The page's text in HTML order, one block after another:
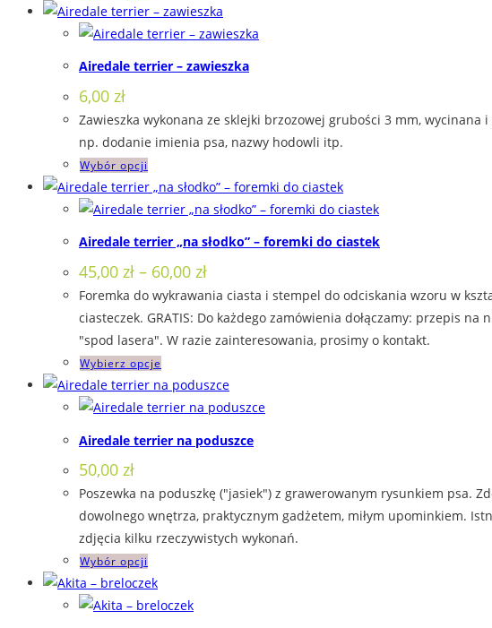
stronie
produktu
produkt
ma
wariantów.
można
wybrać
stronie
produktu
Airedale terrier – zawieszka
6,00 zł
Zawieszka wykonana ze sklejki brzozowej grubości 3 mm,
np. dodanie imienia psa, nazwy hodowli itp.
Wybór opcji
produkt
ma
wariantów.
Opcje
można
wybrać
na
stronie
produktu
Airedale terrier „na słodko” – foremki do ciastek
45,00 zł – 60,00 złZakres
cen:
od
45,00 zł
do
60,00 zł
Foremka do wykrawania ciasta i stempel do odciskania wzoru w
ciasteczek. GRATIS: Do każdego zamówienia dołączamy: przepis
"spod lasera". W razie zainteresowania, prosimy o kontakt.
Wybierz opcje
produkt
ma
wariantów.
można
wybrać
na
Airedale terrier na poduszce
50,00 zł
Poszewka na poduszkę ("jasiek") z grawerowanym rysunkiem psa.
dowolnego wnętrza, praktycznym gadżetem, miłym upominkiem.
zdjęcia kilku rzeczywistych wykonań.
Wybór opcji
produkt
ma